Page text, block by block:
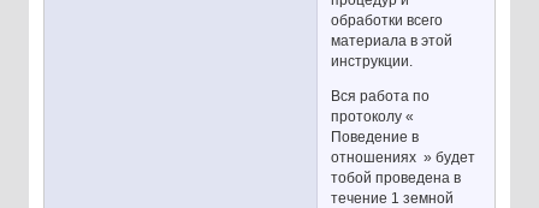
обработки всего
материала в этой
инструкции.
Вся работа по
протоколу «
Поведение в
отношениях » будет
тобой проведена в
течение 1 земной